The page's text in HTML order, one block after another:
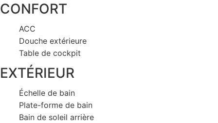
CONFORT
ACC
Douche extérieure
Table de cockpit
EXTÉRIEUR
Échelle de bain
Plate-forme de bain
Bain de soleil arrière